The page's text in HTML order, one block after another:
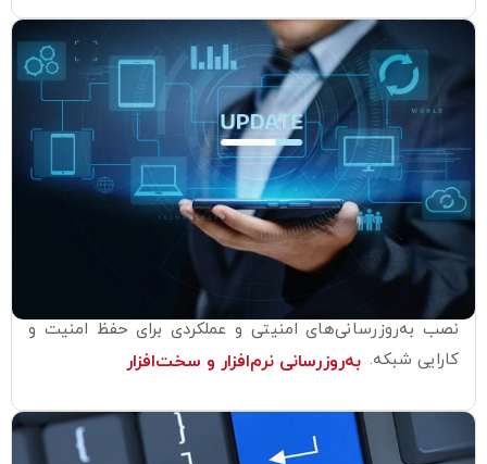
به‌روزرسانی نرم‌افزار و سخت‌افزار
نصب به‌روزرسانی‌های امنیتی و عملکردی برای حفظ امنیت و
کارایی شبکه.